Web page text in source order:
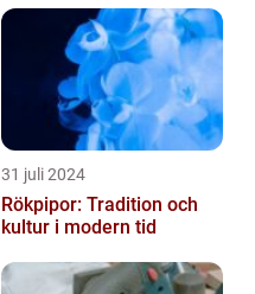
31 juli 2024
Rökpipor: Tradition och
kultur i modern tid